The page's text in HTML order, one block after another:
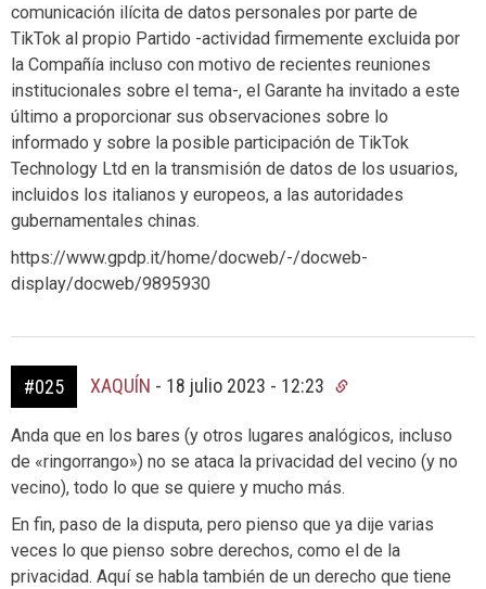
comunicación ilícita de datos personales por parte de
TikTok al propio Partido -actividad firmemente excluida por
la Compañía incluso con motivo de recientes reuniones
institucionales sobre el tema-, el Garante ha invitado a este
último a proporcionar sus observaciones sobre lo
informado y sobre la posible participación de TikTok
Technology Ltd en la transmisión de datos de los usuarios,
incluidos los italianos y europeos, a las autoridades
gubernamentales chinas.
https://www.gpdp.it/home/docweb/-/docweb-
display/docweb/9895930
#025 XAQUÍN - 18 julio 2023 - 12:23
Anda que en los bares (y otros lugares analógicos, incluso
de «ringorrango») no se ataca la privacidad del vecino (y no
vecino), todo lo que se quiere y mucho más.
En fin, paso de la disputa, pero pienso que ya dije varias
veces lo que pienso sobre derechos, como el de la
privacidad. Aquí se habla también de un derecho que tiene